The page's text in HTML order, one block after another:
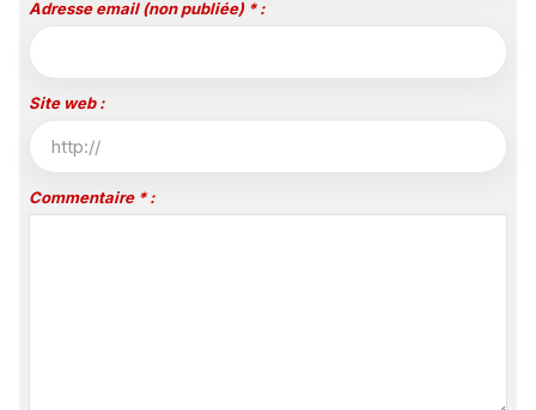
Adresse email (non publiée) * :
Site web :
Commentaire * :